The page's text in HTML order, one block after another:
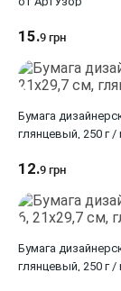
15.9 грн
Бумага
глянцевый, 250 г /
12.9 грн
Бумага
глянцевый, 250 г /